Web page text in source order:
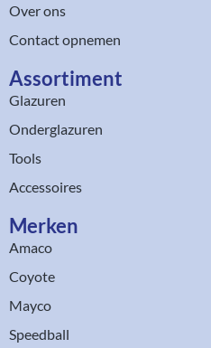
Over ons
Contact opnemen
Assortiment​
Glazuren
Onderglazuren
Tools
Accessoires
Merken
Amaco
Coyote
Mayco
Speedball